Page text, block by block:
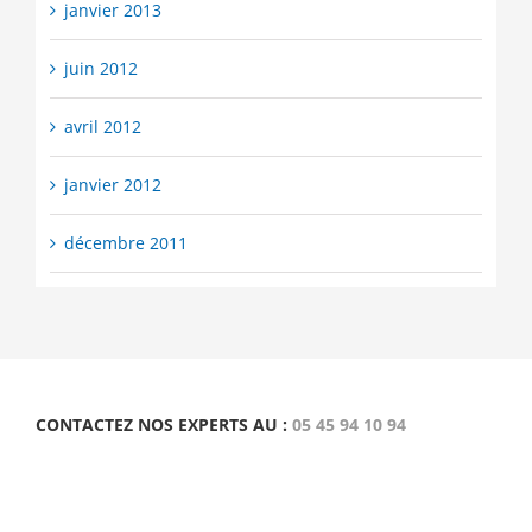
janvier 2013
juin 2012
avril 2012
janvier 2012
décembre 2011
CONTACTEZ NOS EXPERTS AU : 05 45 94 10 94